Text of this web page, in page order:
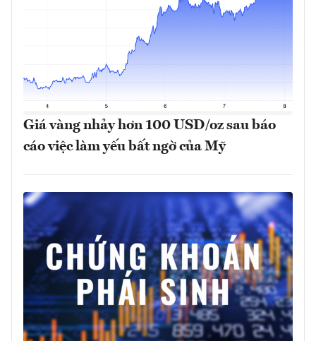
Giá vàng nhảy hơn 100 USD/oz sau báo
cáo việc làm yếu bất ngờ của Mỹ